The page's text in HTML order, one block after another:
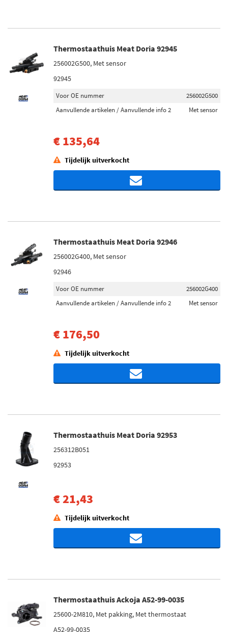
Thermostaathuis Meat Doria 92945
256002G500, Met sensor
92945
Voor OE nummer
256002G500
Aanvullende artikelen / Aanvullende info 2
Met sensor
€ 135,64
Tijdelijk uitverkocht
Thermostaathuis Meat Doria 92946
256002G400, Met sensor
92946
Voor OE nummer
256002G400
Aanvullende artikelen / Aanvullende info 2
Met sensor
€ 176,50
Tijdelijk uitverkocht
Thermostaathuis Meat Doria 92953
256312B051
92953
€ 21,43
Tijdelijk uitverkocht
Thermostaathuis Ackoja A52-99-0035
25600-2M810, Met pakking, Met thermostaat
A52-99-0035